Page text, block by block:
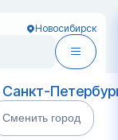
Новосибирск
Санкт-
Сменить город